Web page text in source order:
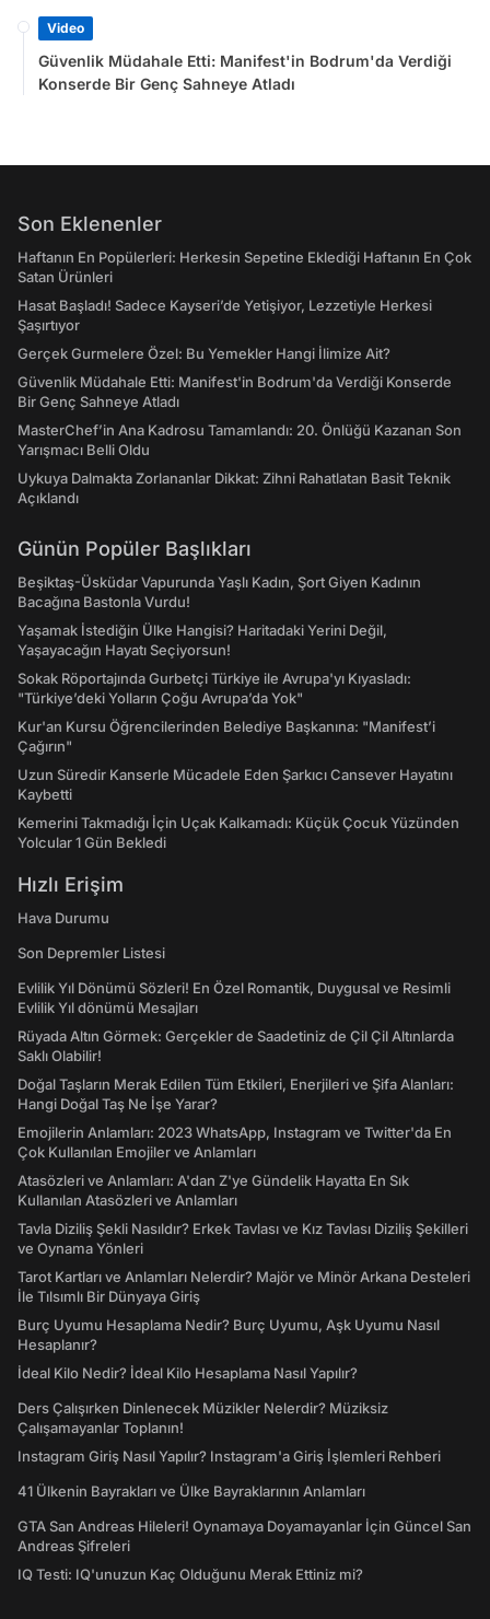
Video
Güvenlik Müdahale Etti: Manifest'in Bodrum'da Verdiği
Konserde Bir Genç Sahneye Atladı
Son Eklenenler
Haftanın En Popülerleri: Herkesin Sepetine Eklediği Haftanın En Çok
Satan Ürünleri
Hasat Başladı! Sadece Kayseri’de Yetişiyor, Lezzetiyle Herkesi
Şaşırtıyor
Gerçek Gurmelere Özel: Bu Yemekler Hangi İlimize Ait?
Güvenlik Müdahale Etti: Manifest'in Bodrum'da Verdiği Konserde
Bir Genç Sahneye Atladı
MasterChef’in Ana Kadrosu Tamamlandı: 20. Önlüğü Kazanan Son
Yarışmacı Belli Oldu
Uykuya Dalmakta Zorlananlar Dikkat: Zihni Rahatlatan Basit Teknik
Açıklandı
Günün Popüler Başlıkları
Beşiktaş-Üsküdar Vapurunda Yaşlı Kadın, Şort Giyen Kadının
Bacağına Bastonla Vurdu!
Yaşamak İstediğin Ülke Hangisi? Haritadaki Yerini Değil,
Yaşayacağın Hayatı Seçiyorsun!
Sokak Röportajında Gurbetçi Türkiye ile Avrupa'yı Kıyasladı:
"Türkiye’deki Yolların Çoğu Avrupa’da Yok"
Kur'an Kursu Öğrencilerinden Belediye Başkanına: "Manifest’i
Çağırın"
Uzun Süredir Kanserle Mücadele Eden Şarkıcı Cansever Hayatını
Kaybetti
Kemerini Takmadığı İçin Uçak Kalkamadı: Küçük Çocuk Yüzünden
Yolcular 1 Gün Bekledi
Hızlı Erişim
Hava Durumu
Son Depremler Listesi
Evlilik Yıl Dönümü Sözleri! En Özel Romantik, Duygusal ve Resimli
Evlilik Yıl dönümü Mesajları
Rüyada Altın Görmek: Gerçekler de Saadetiniz de Çil Çil Altınlarda
Saklı Olabilir!
Doğal Taşların Merak Edilen Tüm Etkileri, Enerjileri ve Şifa Alanları:
Hangi Doğal Taş Ne İşe Yarar?
Emojilerin Anlamları: 2023 WhatsApp, Instagram ve Twitter'da En
Çok Kullanılan Emojiler ve Anlamları
Atasözleri ve Anlamları: A'dan Z'ye Gündelik Hayatta En Sık
Kullanılan Atasözleri ve Anlamları
Tavla Diziliş Şekli Nasıldır? Erkek Tavlası ve Kız Tavlası Diziliş Şekilleri
ve Oynama Yönleri
Tarot Kartları ve Anlamları Nelerdir? Majör ve Minör Arkana Desteleri
İle Tılsımlı Bir Dünyaya Giriş
Burç Uyumu Hesaplama Nedir? Burç Uyumu, Aşk Uyumu Nasıl
Hesaplanır?
İdeal Kilo Nedir? İdeal Kilo Hesaplama Nasıl Yapılır?
Ders Çalışırken Dinlenecek Müzikler Nelerdir? Müziksiz
Çalışamayanlar Toplanın!
Instagram Giriş Nasıl Yapılır? Instagram'a Giriş İşlemleri Rehberi
41 Ülkenin Bayrakları ve Ülke Bayraklarının Anlamları
GTA San Andreas Hileleri! Oynamaya Doyamayanlar İçin Güncel San
Andreas Şifreleri
IQ Testi: IQ'unuzun Kaç Olduğunu Merak Ettiniz mi?